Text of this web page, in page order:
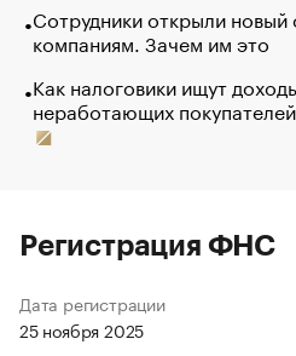
Сотрудники открыли новый
компаниям. Зачем им это
Как налоговики ищут
неработающих
Регистрация ФНС
Дата регистрации
25 ноября 2025